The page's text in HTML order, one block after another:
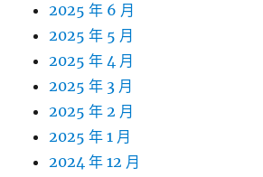
2025 年 6 月
2025 年 5 月
2025 年 4 月
2025 年 3 月
2025 年 2 月
2025 年 1 月
2024 年 12 月